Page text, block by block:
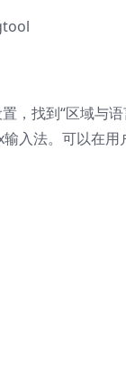
，找到“区域与
入法。可以在